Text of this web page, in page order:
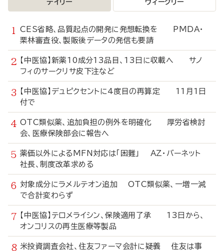
デイリー ウィークリー
CES省略、品質起点の開発に発想転換を PMDA・
栗林審査役、製販後データの発信も要請
【中医協】新薬10成分13品目、13日に収載へ サノ
フィのサークリサ皮下注など
【中医協】デュピクセントに4度目の再算定 11月1日
付で
OTC類似薬、追加負担の例外を明確化 厚労省検討
会、医療保険部会に報告へ
薬価以外によるMFN対応は「困難」 AZ・バーネット
社長、制度改革求める
対象成分にラメルテオン追加 OTC類似薬、一増一減
で合計変わらず
【中医協】テロメライシン、保険適用了承 13日から、
オンコリスの再生医療等製品
米投資調査会社、住友ファーマ会計に疑義 住友は事